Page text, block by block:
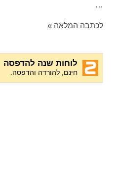
…
לכתבה המלאה »